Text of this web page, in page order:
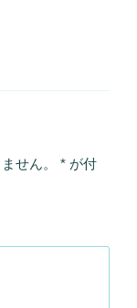
せん。 * が付